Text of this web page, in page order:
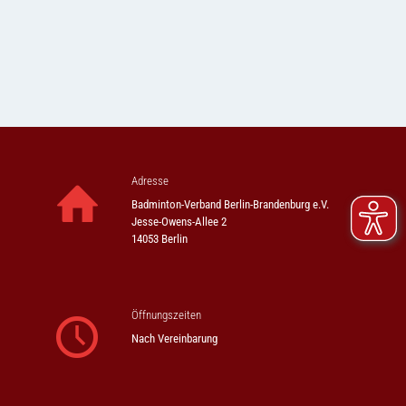
Adresse
Badminton-Verband Berlin-Brandenburg e.V.
Jesse-Owens-Allee 2
14053 Berlin
Öffnungszeiten
Nach Vereinbarung